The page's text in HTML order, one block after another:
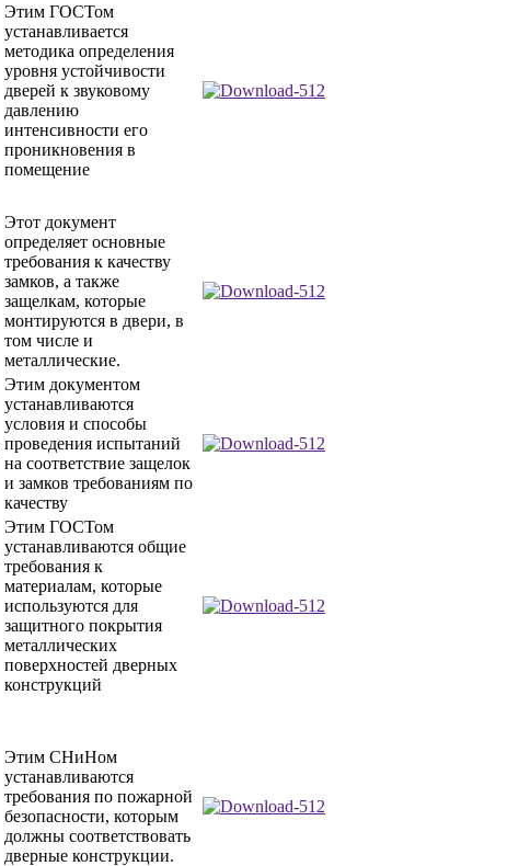
Этим ГОСТом
устанавливается
методика определения
уровня устойчивости
дверей к звуковому
давлению
интенсивности его
проникновения в
помещение
Этот документ
определяет основные
требования к качеству
замков, а также
защелкам, которые
монтируются в двери, в
том числе и
металлические.
Этим документом
устанавливаются
условия и способы
проведения испытаний
на соответствие защелок
и замков требованиям по
качеству
Этим ГОСТом
устанавливаются общие
требования к
материалам, которые
используются для
защитного покрытия
металлических
поверхностей дверных
конструкций
Этим СНиНом
устанавливаются
требования по пожарной
безопасности, которым
должны соответствовать
дверные конструкции.